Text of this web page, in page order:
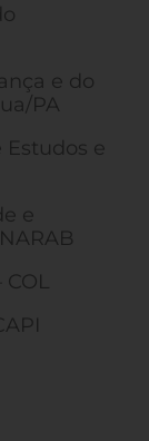
e do
PA
e
e